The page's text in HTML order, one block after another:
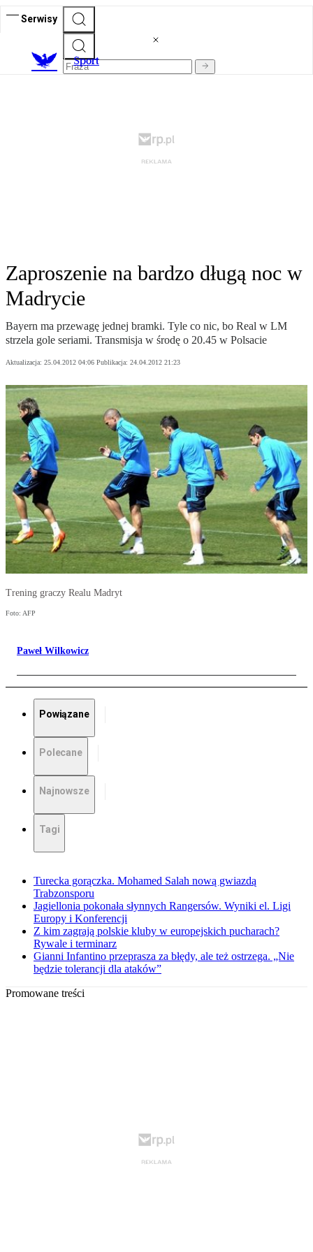
Serwisy
Sport
Zaproszenie na bardzo długą noc w
Madrycie
Bayern ma przewagę jednej bramki. Tyle co nic, bo Real w LM
strzela gole seriami. Transmisja w środę o 20.45 w Polsacie
Aktualizacja: 25.04.2012 04:06 Publikacja: 24.04.2012 21:23
Trening graczy Realu Madryt
Foto: AFP
Paweł Wilkowicz
Powiązane
Polecane
Najnowsze
Tagi
Turecka gorączka. Mohamed Salah nową gwiazdą
Trabzonsporu
Jagiellonia pokonała słynnych Rangersów. Wyniki el. Ligi
Europy i Konferencji
Z kim zagrają polskie kluby w europejskich pucharach?
Rywale i terminarz
Gianni Infantino przeprasza za błędy, ale też ostrzega. „Nie
będzie tolerancji dla ataków”
Promowane treści